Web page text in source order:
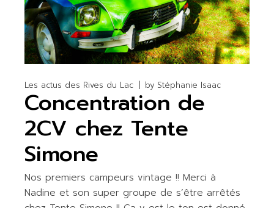
Les actus des Rives du Lac by Stéphanie Isaac
Concentration de
2CV chez Tente
Simone
Nos premiers campeurs vintage !! Merci à
Nadine et son super groupe de s’être arrêtés